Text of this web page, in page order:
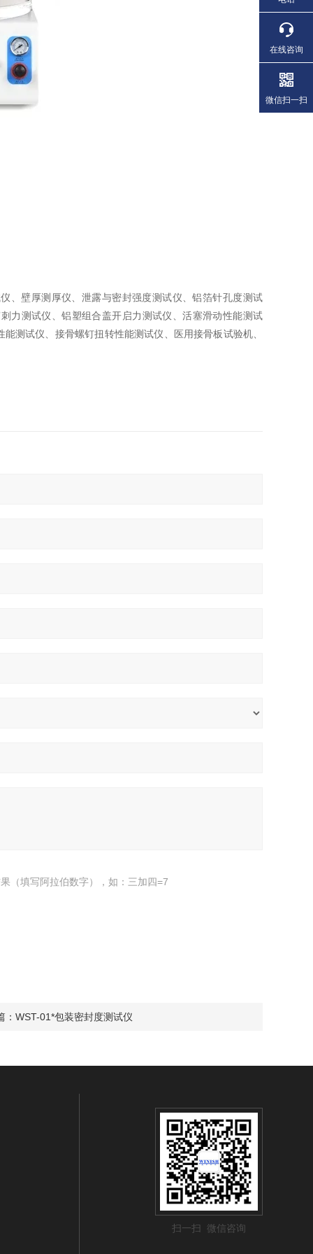
、壁厚测厚仪、泄露与密封强度测试仪、铝箔针孔度测试
力测试仪、铝塑组合盖开启力测试仪、活塞滑动性能测试
测试仪、接骨螺钉扭转性能测试仪、医用接骨板试验机、
（填写阿拉伯数字），如：三加四=7
： WST-01*包装密封度测试仪
扫一扫 微信咨询
在线咨询
微信扫一扫